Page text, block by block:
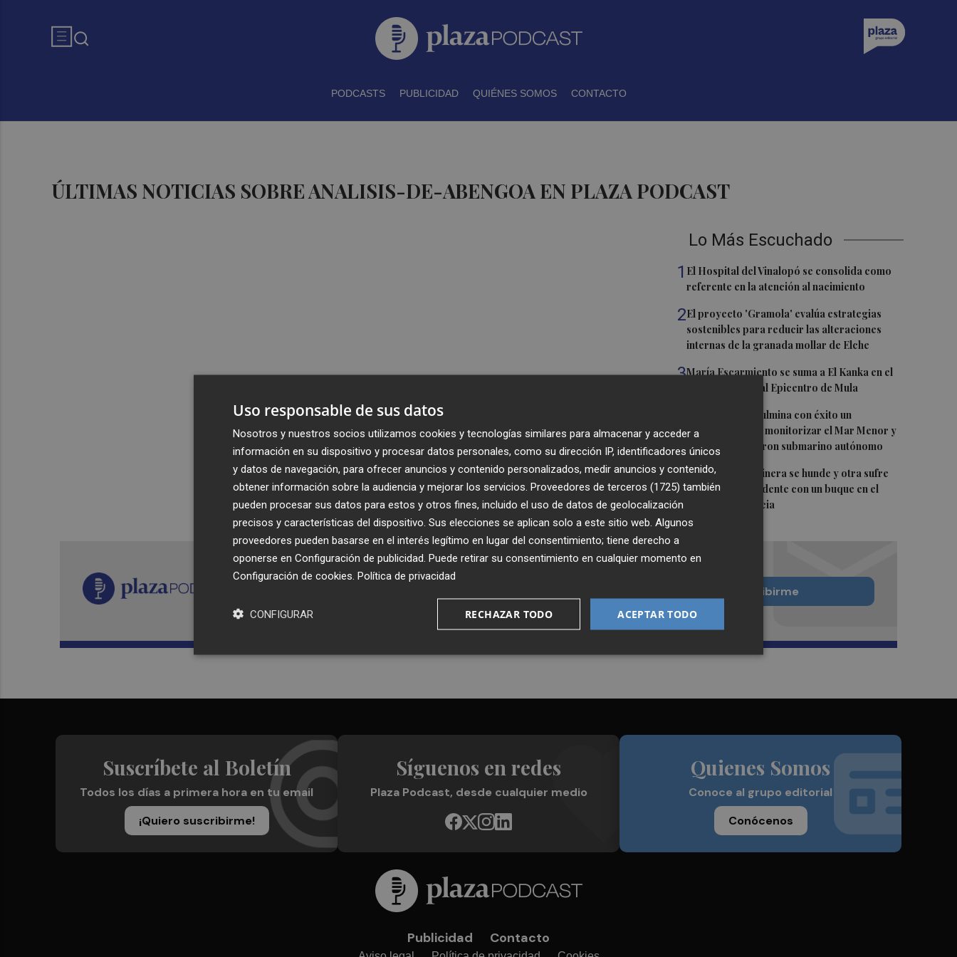
PODCASTS PUBLICIDAD QUIÉNES SOMOS CONTACTO
ÚLTIMAS NOTICIAS SOBRE ANALISIS-DE-ABENGOA EN PLAZA PODCAST
Lo Más Escuchado
1 El Hospital del Vinalopó se consolida como
referente en la atención al nacimiento
2El proyecto 'Gramola' evalúa estrategias
sostenibles para reducir las alteraciones
internas de la granada mollar de Elche
3María Escarmiento se suma a El Kanka en el
cartel del festival Epicentro de Mula
UPCT Makers culmina con éxito un
catamarán para monitorizar el Mar Menor y
ya prepara un dron submarino autónomo
5Una batea clochinera se hunde y otra sufre
daños en un incidente con un buque en el
puerto de Valencia
Recibe toda la actualidad de
Plaza Podcast en tu correo
Quiero suscribirme
Suscríbete al Boletín
Todos los días a primera hora en tu email
¡Quiero suscribirme!
Síguenos en redes
Plaza Podcast, desde cualquier medio
Quienes Somos
Conoce al grupo editorial
Conócenos
Publicidad Contacto
Uso responsable de sus datos
Nosotros y nuestros socios utilizamos cookies y tecnologías similares para almacenar y acceder a
información en su dispositivo y procesar datos personales, como su dirección IP, identificadores únicos
y datos de navegación, para ofrecer anuncios y contenido personalizados, medir anuncios y contenido,
obtener información sobre la audiencia y mejorar los servicios. Proveedores de terceros (1725) también
pueden procesar sus datos para estos y otros fines, incluido el uso de datos de geolocalización
precisos y características del dispositivo. Sus elecciones se aplican solo a este sitio web. Algunos
proveedores pueden basarse en el interés legítimo en lugar del consentimiento; tiene derecho a
oponerse en Configuración de publicidad . Puede retirar su consentimiento en cualquier momento en
Configuración de cookies Política de privacidad
ACEPTAR TODO
RECHAZAR TODO
CONFIGURAR